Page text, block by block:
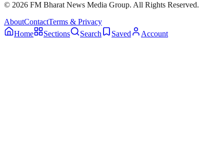
© 2026 FM Bharat News Media Group. All Rights Reserved.
AboutContactTerms & Privacy
Home
Sections Search Saved Account